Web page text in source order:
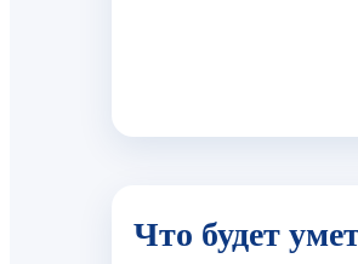
Что будет